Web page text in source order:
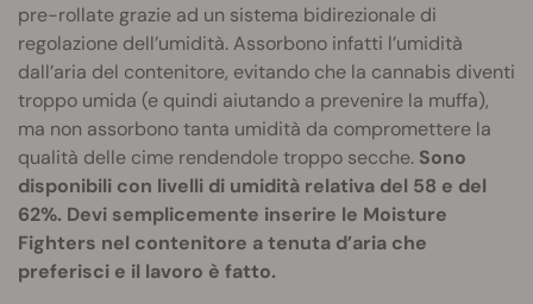
pre-rollate grazie ad un sistema bidirezionale di
regolazione dell’umidità. Assorbono infatti l’umidità
dall’aria del contenitore, evitando che la cannabis diventi
troppo umida (e quindi aiutando a prevenire la muffa),
ma non assorbono tanta umidità da compromettere la
qualità delle cime rendendole troppo secche. Sono
disponibili con livelli di umidità relativa del 58 e del
62%. Devi semplicemente inserire le Moisture
Fighters nel contenitore a tenuta d’aria che
preferisci e il lavoro è fatto.